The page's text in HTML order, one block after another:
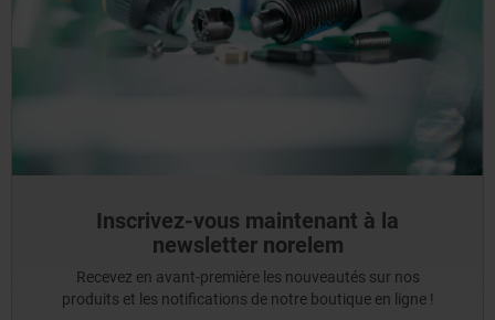
Inscrivez-vous maintenant à la
newsletter norelem
Recevez en avant-première les nouveautés sur nos
produits et les notifications de notre boutique en ligne !